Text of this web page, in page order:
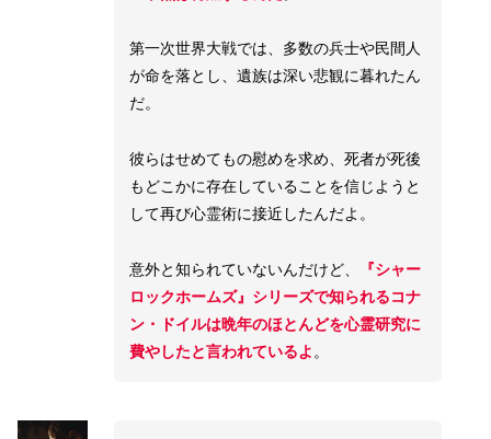
第一次世界大戦では、多数の兵士や民間人
が命を落とし、遺族は深い悲観に暮れたん
だ。
彼らはせめてもの慰めを求め、死者が死後
もどこかに存在していることを信じようと
して再び心霊術に接近したんだよ。
意外と知られていないんだけど、
『シャー
ロックホームズ』シリーズで知られるコナ
ン・ドイルは晩年のほとんどを心霊研究に
費やしたと言われているよ。